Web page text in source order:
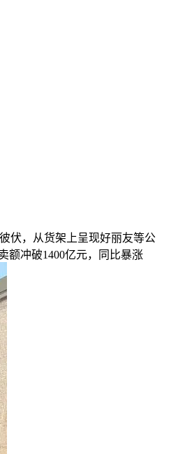
伏，从货架上呈现好丽友等公
额冲破1400亿元，同比暴涨